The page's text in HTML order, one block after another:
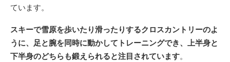
ています。
スキーで雪原を歩いたり滑ったりするクロスカントリーのよ
うに、足と腕を同時に動かしてトレーニングでき、上半身と
下半身のどちらも鍛えられると注目されています。